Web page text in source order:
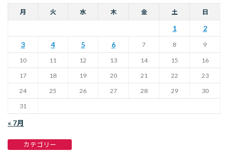
月 火 水 木 金 土 日
1
2
3
4 5 6 7 8 9
10 11 12 13 14 15
16
17
18 19 20 21 22
23
24
25 26 27 28 29
30
31
« 7月
カテゴリー